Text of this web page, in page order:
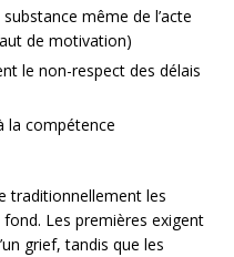
même de l’acte
de motivation)
le non-respect des délais
la compétence
traditionnellement les
Les premières exigent
grief, tandis que les